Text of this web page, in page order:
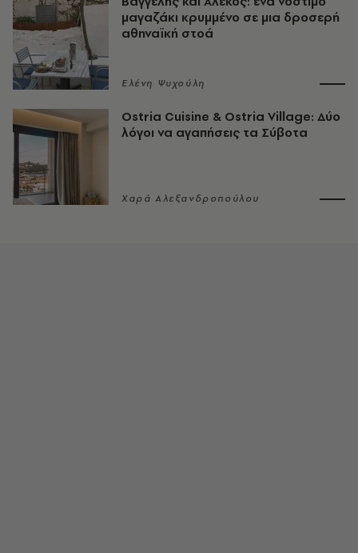
μαγαζάκι κρυμμένο σε μια δροσερή
αθηναϊκή στοά
Ελένη Ψυχούλη
Ostria Cuisine & Ostria Village: Δύο
λόγοι να αγαπήσεις τα Σύβοτα
Χαρά Αλεξανδροπούλου